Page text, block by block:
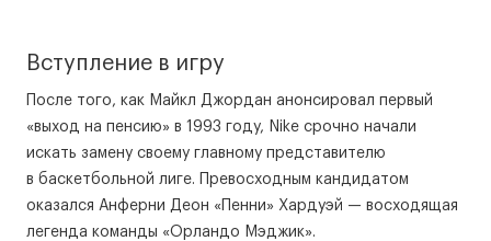
Вступление в игру
После того, как Майкл Джордан анонсировал первый
«выход на пенсию» в 1993 году, Nike срочно начали
искать замену своему главному представителю
в баскетбольной лиге. Превосходным кандидатом
оказался Анферни Деон «Пенни» Хардуэй — восходящая
легенда команды «Орландо Мэджик».